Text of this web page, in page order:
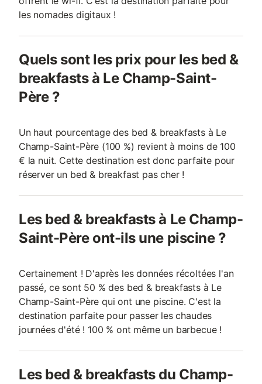
les nomades digitaux !
Quels sont les prix pour les bed &
breakfasts à Le Champ-Saint-
Père ?
Un haut pourcentage des bed & breakfasts à Le
Champ-Saint-Père (100 %) revient à moins de 100
€ la nuit. Cette destination est donc parfaite pour
réserver un bed & breakfast pas cher !
Les bed & breakfasts à Le Champ-
Saint-Père ont-ils une piscine ?
Certainement ! D'après les données récoltées l'an
passé, ce sont 50 % des bed & breakfasts à Le
Champ-Saint-Père qui ont une piscine. C'est la
destination parfaite pour passer les chaudes
journées d'été ! 100 % ont même un barbecue !
Les bed & breakfasts du Champ-